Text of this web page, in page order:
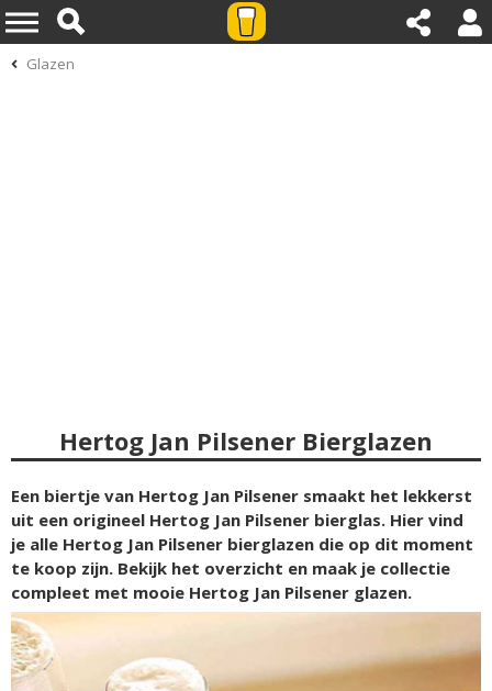
Glazen
Hertog Jan Pilsener Bierglazen
Een biertje van Hertog Jan Pilsener smaakt het lekkerst
uit een origineel Hertog Jan Pilsener bierglas. Hier vind
je alle Hertog Jan Pilsener bierglazen die op dit moment
te koop zijn. Bekijk het overzicht en maak je collectie
compleet met mooie Hertog Jan Pilsener glazen.